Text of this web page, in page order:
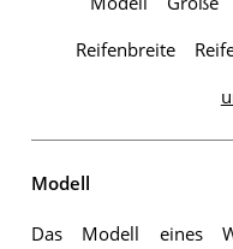
Reifenbreite
Modell
Das Modell eines